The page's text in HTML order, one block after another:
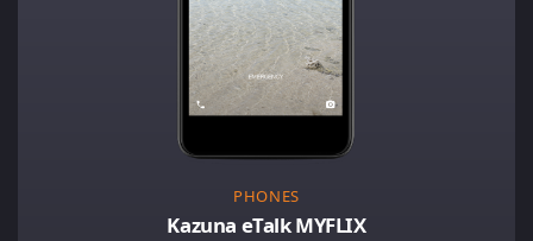
PHONES
Kazuna eTalk MYFLIX